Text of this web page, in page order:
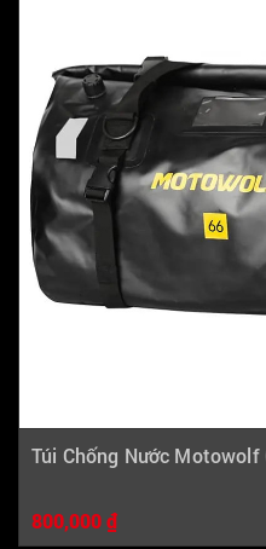
Túi Chống Nước Motowolf
800,000 ₫